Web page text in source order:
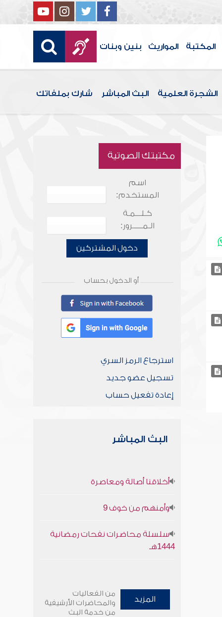
المكتبة المواريث بنين وبنات
الشجرة العلمية البث المباشر شارك بملفاتك
مكتبتك الصوتية
اسم
المستخدم:
كـلـــمـة
الـمـــــرور:
دخول المشتركين
أو الدخول بحساب
استرجاع الرمز السري
تسجيل عضو جديد
إعادة تفعيل حساب
البث المباشر
أخلاقنا أصالة ومعاصرة
وأمنهم من خوف 9
سلسلة محاضرات نفحات رمضانية
1444هـ
المزيد
من الفعاليات
والمحاضرات الأرشيفية
من خدمة البث